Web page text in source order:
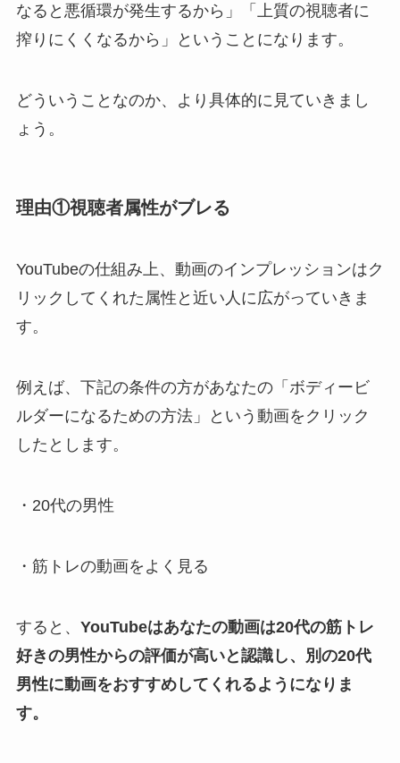
なると悪循環が発生するから」「上質の視聴者に
搾りにくくなるから」ということになります。
どういうことなのか、より具体的に見ていきまし
ょう。
理由①視聴者属性がブレる
YouTubeの仕組み上、動画のインプレッションはク
リックしてくれた属性と近い人に広がっていきま
す。
例えば、下記の条件の方があなたの「ボディービ
ルダーになるための方法」という動画をクリック
したとします。
・20代の男性
・筋トレの動画をよく見る
すると、 YouTubeはあなたの動画は20代の筋トレ
好きの男性からの評価が高いと認識し、別の20代
男性に動画をおすすめしてくれるようになりま
す。